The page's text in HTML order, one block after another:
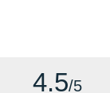
4.5/5